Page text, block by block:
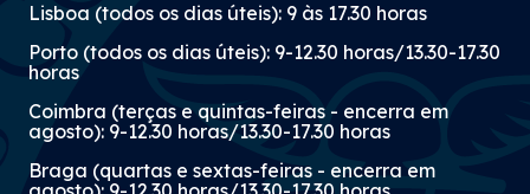
Lisboa (todos os dias úteis): 9 às 17.30 horas
Porto (todos os dias úteis): 9-12.30 horas/13.30-17.30
horas
Coimbra (terças e quintas-feiras - encerra em
agosto): 9-12.30 horas/13.30-17.30 horas
Braga (quartas e sextas-feiras - encerra em